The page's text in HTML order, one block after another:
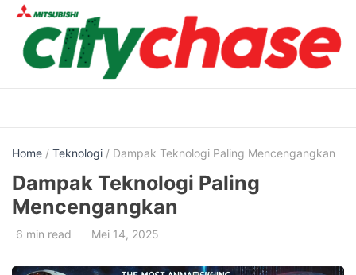
Skip
content
Home / Teknologi / Dampak Teknologi Paling Mencengangkan
Dampak Teknologi Paling
Mencengangkan
6 min read Mei 14, 2025